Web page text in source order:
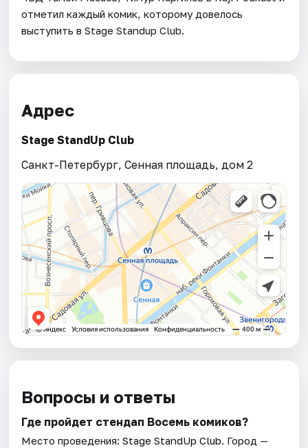
отметил каждый комик, которому довелось
выступить в Stage Standup Club.
Адрес
Stage StandUp Club
Санкт-Петербург, Сенная площадь, дом 2
Вопросы и ответы
Где пройдет стендап Восемь комиков?
Место проведения:Stage StandUp Club. Город —